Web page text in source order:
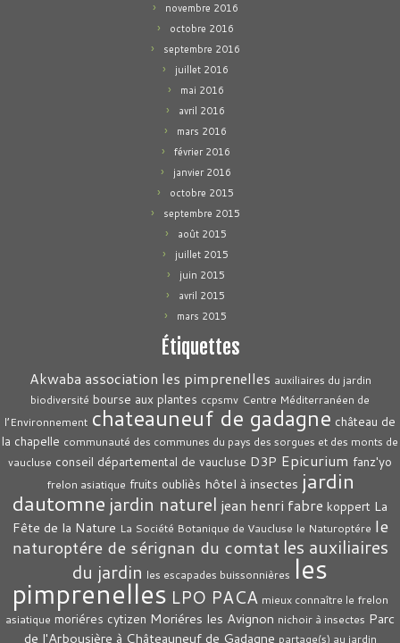
novembre 2016
octobre 2016
septembre 2016
juillet 2016
mai 2016
avril 2016
mars 2016
février 2016
janvier 2016
octobre 2015
septembre 2015
août 2015
juillet 2015
juin 2015
avril 2015
mars 2015
Étiquettes
Akwaba association les pimprenelles auxiliaires du jardin
biodiversité bourse aux plantes ccpsmv Centre Méditerranéen de
l’Environnement chateauneuf de gadagne château de
la chapelle communauté des communes du pays des sorgues et des monts de
vaucluse conseil départemental de vaucluse D3P Epicurium fanz'yo
frelon asiatique fruits oubliès hôtel à insectes jardin
dautomne jardin naturel jean henri fabre koppert La
Fête de la Nature La Société Botanique de Vaucluse le Naturoptére le
naturoptére de sérignan du comtat les auxiliaires
du jardin les escapades buissonnières les
pimprenelles LPO PACA mieux connaître le frelon
asiatique moriéres cytizen Moriéres les Avignon nichoir à insectes Parc
de l'Arbousière à Châteauneuf de Gadagne partage(s) au jardin